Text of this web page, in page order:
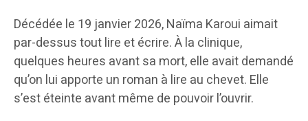
Décédée le 19 janvier 2026, Naïma Karoui aimait
par-dessus tout lire et écrire. À la clinique,
quelques heures avant sa mort, elle avait demandé
qu’on lui apporte un roman à lire au chevet. Elle
s’est éteinte avant même de pouvoir l’ouvrir.